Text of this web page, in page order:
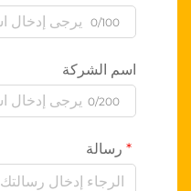
0/100
اسم الشركة
0/200
رسالة